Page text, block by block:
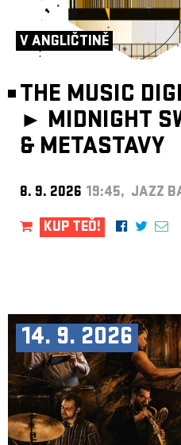
V ANGLIČTINĚ
THE MUSIC
► MIDNIGHT
& METASTAVY
8. 9. 2026 19:45, JAZZ
KUP TEĎ!
14. 9. 2026